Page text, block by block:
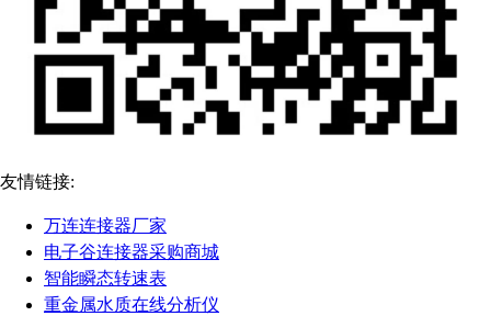
友情链接:
万连连接器厂家
电子谷连接器采购商城
智能瞬态转速表
重金属水质在线分析仪